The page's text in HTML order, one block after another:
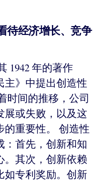
待经济增长、竞争
1942 年的著作
主》中提出创造性
时间的推移，公司
展或失败，以及这
重要性。 创造性
：首先，创新和知
。其次，创新依赖
如专利奖励。创新